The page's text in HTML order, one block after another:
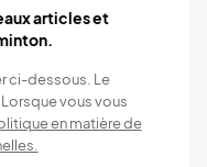
articles et
ci-dessous. Le
vous vous
en matière de